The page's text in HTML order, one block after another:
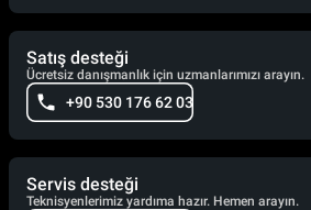
Satış desteği
Ücretsiz danışmanlık için uzmanlarımızı arayın.
+90 530 176 62 03
Servis desteği
Teknisyenlerimiz yardıma hazır. Hemen arayın.